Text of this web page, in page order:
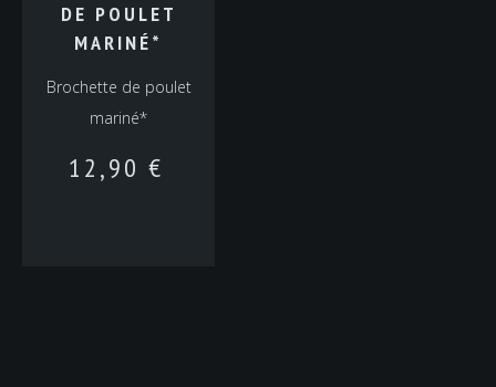
DE POULET
MARINÉ*
Brochette de poulet
mariné*
12,90 €